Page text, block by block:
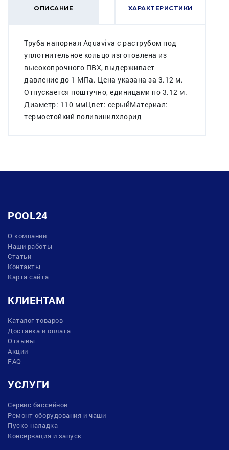
ОПИСАНИЕ ХАРАКТЕРИСТИКИ
Труба напорная Aquaviva с раструбом под
уплотнительное кольцо изготовлена из
высокопрочного ПВХ, выдерживает
давление до 1 МПа. Цена указана за 3.12 м.
Отпускается поштучно, единицами по 3.12 м.
Диаметр: 110 ммЦвет: серыйМатериал:
термостойкий поливинилхлорид
POOL24
О компании
Наши работы
Статьи
Контакты
Карта сайта
КЛИЕНТАМ
Каталог товаров
Доставка и оплата
Отзывы
Акции
FAQ
УСЛУГИ
Сервис бассейнов
Ремонт оборудования и чаши
Пуско-наладка
Консервация и запуск